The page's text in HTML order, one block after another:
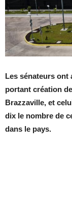
Les sénateurs ont
portant création
Brazzaville, et
dix le nombre de
dans le pays.